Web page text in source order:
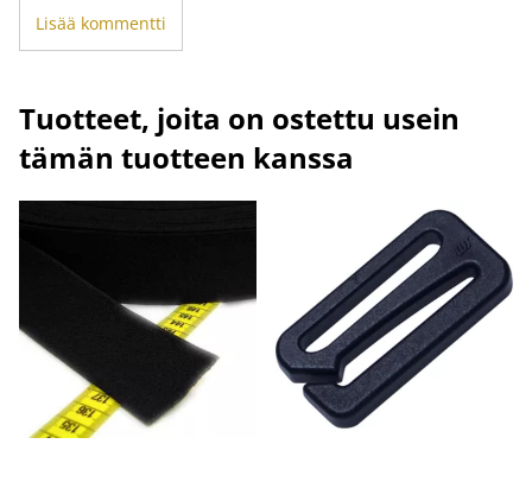
Lisää kommentti
Tuotteet, joita on ostettu usein
tämän tuotteen kanssa